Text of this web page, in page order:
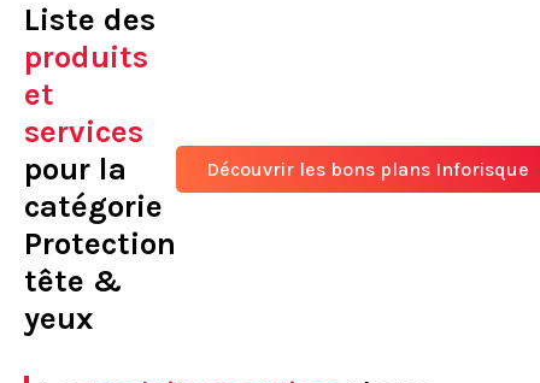
Liste des
produits
et
services
pour la
catégorie
Protection
tête &
yeux
Découvrir les bons plans Inforisque